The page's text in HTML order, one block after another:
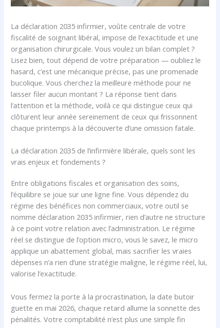
La déclaration 2035 infirmier, voûte centrale de votre
fiscalité de soignant libéral, impose de l’exactitude et une
organisation chirurgicale. Vous voulez un bilan complet ?
Lisez bien, tout dépend de votre préparation — oubliez le
hasard, c’est une mécanique précise, pas une promenade
bucolique. Vous cherchez la meilleure méthode pour ne
laisser filer aucun montant ? La réponse tient dans
l’attention et la méthode, voilà ce qui distingue ceux qui
clôturent leur année sereinement de ceux qui frissonnent
chaque printemps à la découverte d’une omission fatale.
La déclaration 2035 de l’infirmière libérale, quels sont les
vrais enjeux et fondements ?
Entre obligations fiscales et organisation des soins,
l’équilibre se joue sur une ligne fine. Vous dépendez du
régime des bénéfices non commerciaux, votre outil se
nomme déclaration 2035 infirmier, rien d’autre ne structure
à ce point votre relation avec l’administration. Le régime
réel se distingue de l’option micro, vous le savez, le micro
applique un abattement global, mais sacrifier les vraies
dépenses n’a rien d’une stratégie maligne, le régime réel, lui,
valorise l’exactitude.
Vous fermez la porte à la procrastination, la date butoir
guette en mai 2026, chaque retard allume la sonnette des
pénalités. Votre comptabilité n’est plus une simple fin